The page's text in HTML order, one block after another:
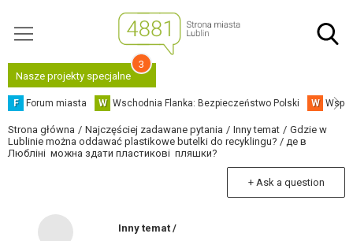
Nasze projekty specjalne
3
F Forum miasta W Wschodnia Flanka: Bezpieczeństwo Polski W
Strona główna Najczęściej zadawane pytania Inny temat
Gdzie w
Lublinie można oddawać plastikowe butelki do recyklingu? / де в
Любліні можна здати пластикові пляшки?
+ Ask a question
Inny temat /